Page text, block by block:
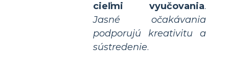
cieľmi vyučovania.
Jasné očakávania
podporujú kreativitu a
sústredenie.